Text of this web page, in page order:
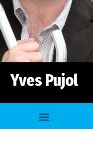
Yves Pujol